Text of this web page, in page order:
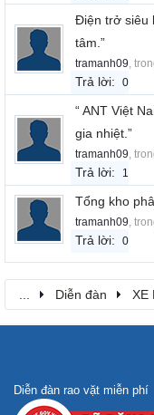
Điện trở siêu
tâm.”
tramanh09,
Trả lời: 0
“ ANT Việt
gia nhiệt.”
tramanh09,
Trả lời: 1
Tổng kho
tramanh09,
Trả lời: 0
... Diễn đàn XE
Diễn đàn rao vặt miễn phí